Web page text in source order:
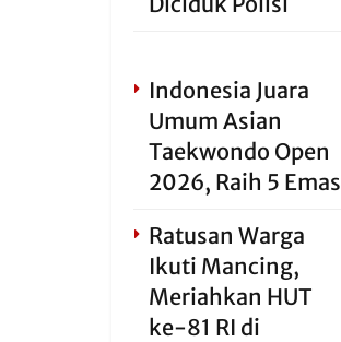
Indonesia Juara
Umum Asian
Taekwondo Open
2026, Raih 5 Emas
Ratusan Warga
Ikuti Mancing,
Meriahkan HUT
ke-81 RI di